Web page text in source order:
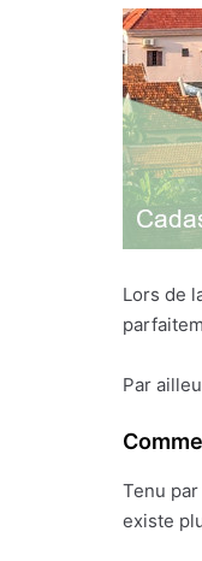
Lors de
Par
Tenu par
existe